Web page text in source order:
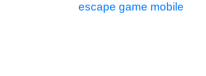
escape game mobile